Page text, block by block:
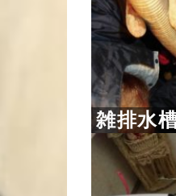
雑排水